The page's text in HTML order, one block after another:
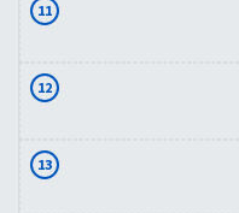
11
12
13